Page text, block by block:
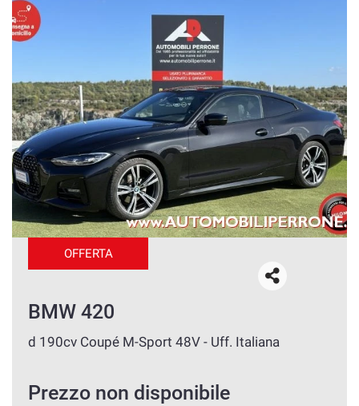
OFFERTA
BMW 420
d 190cv Coupé M-Sport 48V - Uff. Italiana
Prezzo non disponibile